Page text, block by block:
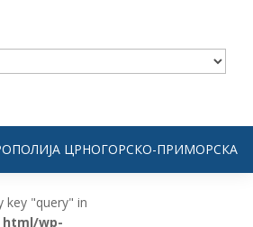
ЦРНОГОРСКО-ПРИМОРСКА
key "query" in
wp-